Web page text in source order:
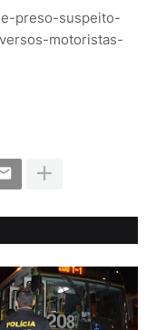
preso-suspeito-
motoristas-